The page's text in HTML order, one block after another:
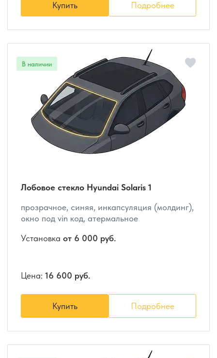
Купить Подробнее
Лобовое стекло Hyundai Solaris 1
прозрачное, синяя, инкапсуляция (молдинг),
окно под vin код, атермальное
Установка от 6 000 руб.
Цена: 16 600 руб.
Купить Подробнее